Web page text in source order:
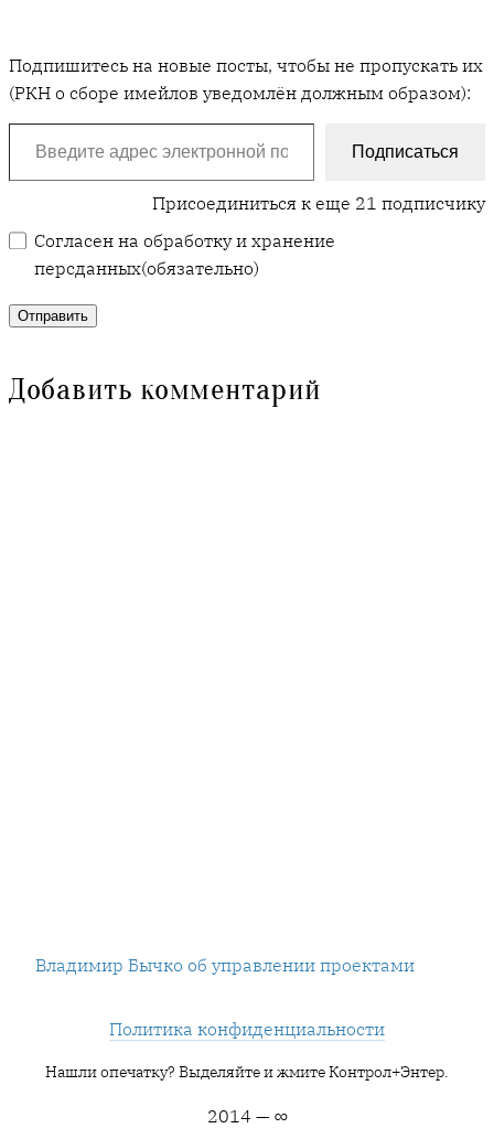
Подпишитесь на новые посты, чтобы не пропускать их
(РКН о сборе имейлов уведомлён должным образом):
Введите адрес электронной почты…
Подписаться
Присоединиться к еще 21 подписчику
Согласен на обработку и хранение
персданных(обязательно)
Отправить
Добавить комментарий
Владимир Бычко об управлении проектами
Политика конфиденциальности
Нашли опечатку? Выделяйте и жмите Контрол+Энтер.
2014 — ∞